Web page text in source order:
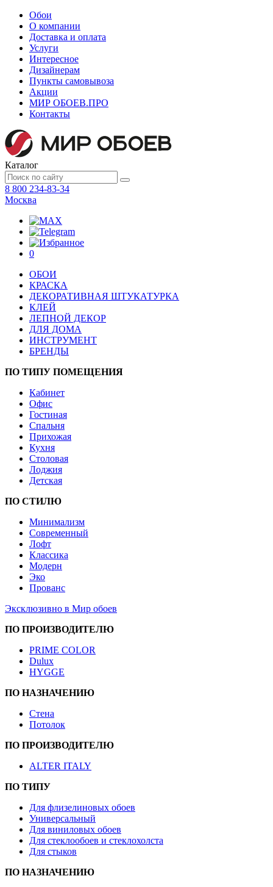
Обои
О компании
Доставка и оплата
Услуги
Интересное
Дизайнерам
Пункты самовывоза
Акции
МИР ОБОЕВ.ПРО
Контакты
Каталог
8 800 234-83-34
Москва
0
ОБОИ
КРАСКА
ДЕКОРАТИВНАЯ ШТУКАТУРКА
КЛЕЙ
ЛЕПНОЙ ДЕКОР
ДЛЯ ДОМА
ИНСТРУМЕНТ
БРЕНДЫ
ПО ТИПУ ПОМЕЩЕНИЯ
Кабинет
Офис
Гостиная
Спальня
Прихожая
Кухня
Столовая
Лоджия
Детская
ПО СТИЛЮ
Минимализм
Современный
Лофт
Классика
Модерн
Эко
Прованс
Эксклюзивно в Мир обоев
ПО ПРОИЗВОДИТЕЛЮ
PRIME COLOR
Dulux
HYGGE
ПО НАЗНАЧЕНИЮ
Стена
Потолок
ПО ПРОИЗВОДИТЕЛЮ
ALTER ITALY
ПО ТИПУ
Для флизелиновых обоев
Универсальный
Для виниловых обоев
Для стеклообоев и стеклохолста
Для стыков
ПО НАЗНАЧЕНИЮ